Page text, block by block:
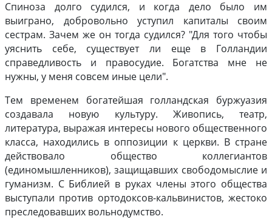
Спиноза долго судился, и когда дело было им
выиграно, добровольно уступил капиталы своим
сестрам. Зачем же он тогда судился? "Для того чтобы
уяснить себе, существует ли еще в Голландии
справедливость и правосудие. Богатства мне не
нужны, у меня совсем иные цели".
Тем временем богатейшая голландская буржуазия
создавала новую культуру. Живопись, театр,
литература, выражая интересы нового общественного
класса, находились в оппозиции к церкви. В стране
действовало общество коллегиантов
(единомышленников), защищавших свободомыслие и
гуманизм. С Библией в руках члены этого общества
выступали против ортодоксов-кальвинистов, жестоко
преследовавших вольнодумство.